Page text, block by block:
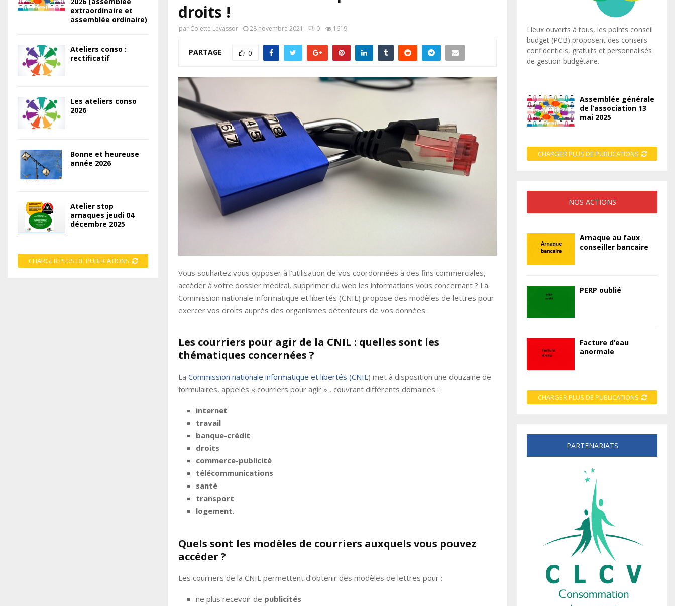
droits !
par Colette Levassor 28 novembre 2021 0 1619
PARTAGE 0
Vous souhaitez vous opposer à l’utilisation de vos coordonnées à des fins commerciales,
accéder à votre dossier médical, supprimer du web les informations vous concernant ? La
Commission nationale informatique et libertés (CNIL) propose des modèles de lettres pour
exercer vos droits auprès des organismes détenteurs de vos données.
Les courriers pour agir de la CNIL : quelles sont les
thématiques concernées ?
La Commission nationale informatique et libertés (CNIL) met à disposition une douzaine de
formulaires, appelés « courriers pour agir » , couvrant différents domaines :
internet
travail
banque-crédit
droits
commerce-publicité
télécommunications
santé
transport
logement.
Quels sont les modèles de courriers auxquels vous pouvez
accéder ?
Les courriers de la CNIL permettent d’obtenir des modèles de lettres pour :
ne plus recevoir de publicités
extraordinaire et
assemblée ordinaire)
Ateliers conso :
rectificatif
Les ateliers conso
2026
Bonne et heureuse
année 2026
Atelier stop
arnaques jeudi 04
décembre 2025
CHARGER PLUS DE PUBLICATIONS
Lieux ouverts à tous, les points conseil
budget (PCB) proposent des conseils
confidentiels, gratuits et personnalisés
de gestion budgétaire.
Assemblée générale
de l’association 13
mai 2025
CHARGER PLUS DE PUBLICATIONS
NOS ACTIONS
Arnaque au faux
conseiller bancaire
PERP oublié
Facture d’eau
anormale
CHARGER PLUS DE PUBLICATIONS
PARTENARIATS